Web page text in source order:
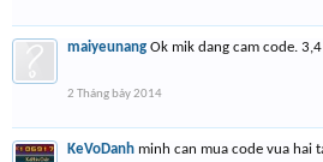
maiyeunang Ok mik dang cam code.
2 Tháng bảy 2014
KeVoDanh minh can mua code vua hai